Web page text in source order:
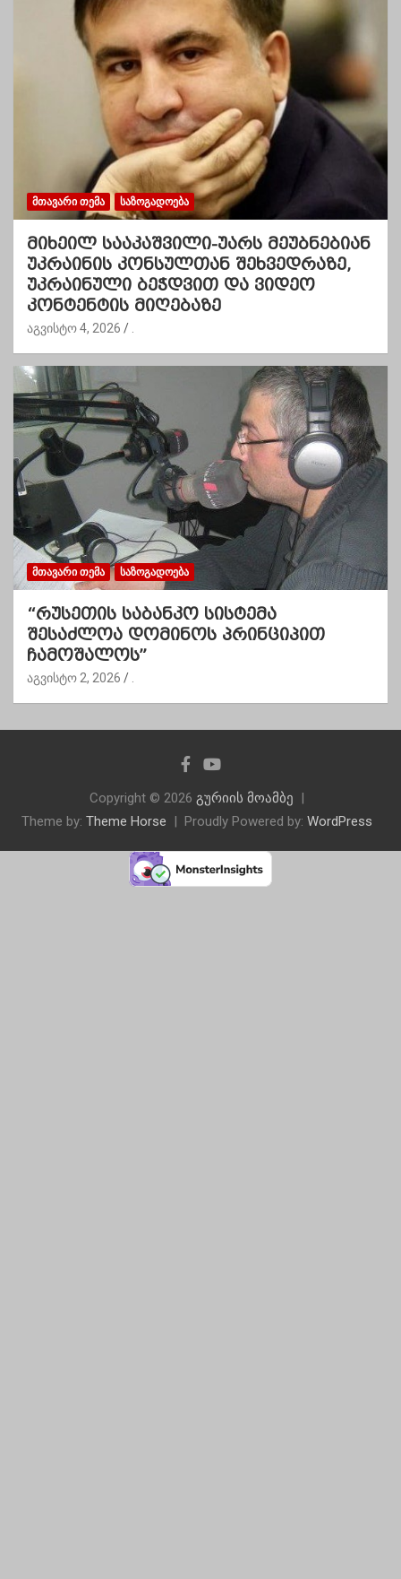
ᲛᲗᲐᲕᲐᲠᲘ ᲗᲔᲛᲐ ᲡᲐᲖᲝᲒᲐᲓᲝᲔᲑᲐ
მიხეილ სააკაშვილი-უარს მეუბნებიან
უკრაინის კონსულთან შეხვედრაზე,
უკრაინული ბეჭდვით და ვიდეო
კონტენტის მიღებაზე
აგვისტო 4, 2026
ᲛᲗᲐᲕᲐᲠᲘ ᲗᲔᲛᲐ ᲡᲐᲖᲝᲒᲐᲓᲝᲔᲑᲐ
“რუსეთის საბანკო სისტემა
შესაძლოა დომინოს პრინციპით
ჩამოშალოს”
აგვისტო 2, 2026 .
Copyright © 2026 გურიის მოამბე
Theme by: Theme Horse Proudly Powered by: WordPress